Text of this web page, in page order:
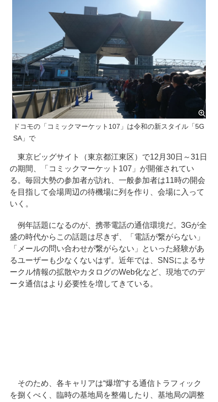
ドコモの「コミックマーケット107」は令和の新スタイル「5G
SA」で
東京ビッグサイト（東京都江東区）で12月30日～31日
の期間、「コミックマーケット107」が開催されてい
る。毎回大勢の参加者が訪れ、一般参加者は11時の開会
を目指して会場周辺の待機場に列を作り、会場に入って
いく。
例年話題になるのが、携帯電話の通信環境だ。3Gが全
盛の時代からこの話題は尽きず、「電話が繋がらない」
「メールの問い合わせが繋がらない」といった経験があ
るユーザーも少なくないはず。近年では、SNSによるサ
ークル情報の拡散やカタログのWeb化など、現地でのデ
ータ通信はより必要性を増してきている。
そのため、各キャリアは“爆増”する通信トラフィック
を捌くべく、臨時の基地局を整備したり、基地局の調整